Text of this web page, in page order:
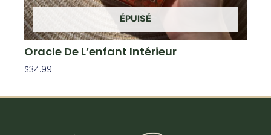
ÉPUISÉ
Oracle De L’enfant Intérieur
$34.99